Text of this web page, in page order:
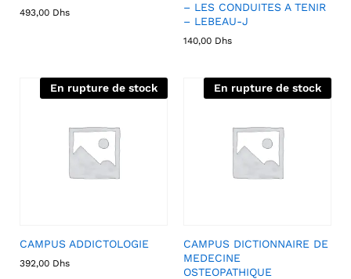
493,00 Dhs
– LES CONDUITES A TENIR
– LEBEAU-J
140,00 Dhs
En rupture de stock
CAMPUS ADDICTOLOGIE
392,00 Dhs
En rupture de stock
CAMPUS DICTIONNAIRE DE
MEDECINE
OSTEOPATHIQUE